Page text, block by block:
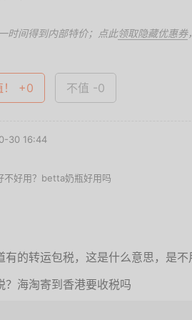
时间得到内部特价；点此领取隐藏优惠券
！ +0 不值 -0
30 16:44
不好用？betta奶瓶好用吗
的转运包税，这是什么意思，是不
？海淘寄到香港要收税吗